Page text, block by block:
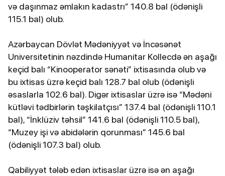
və daşınmaz əmlakın kadastrı” 140.8 bal (ödənişli
115.1 bal) olub.
Azərbaycan Dövlət Mədəniyyət və İncəsənət
Universitetinin nəzdində Humanitar Kollecdə ən aşağı
keçid balı “Kinooperator sənəti” ixtisasında olub və
bu ixtisas üzrə keçid balı 128.7 bal olub (ödənişli
əsaslarla 102.6 bal). Digər ixtisaslar üzrə isə “Mədəni
kütləvi tədbirlərin təşkilatçısı” 137.4 bal (ödənişli 110.1
bal), “İnklüziv təhsil” 141.6 bal (ödənişli 110.5 bal),
“Muzey işi və abidələrin qorunması” 145.6 bal
(ödənişli 107.3 bal) olub.
Qabiliyyət tələb edən ixtisaslar üzrə isə ən aşağı